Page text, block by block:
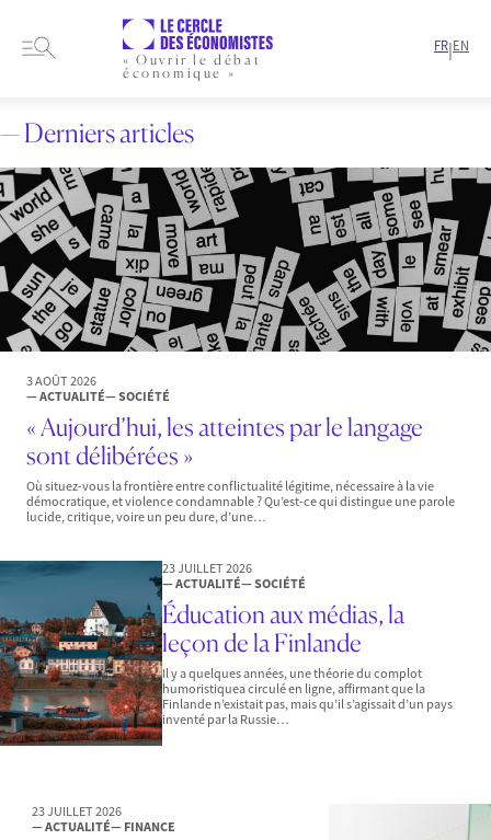
« Ouvrir le débat
économique »
FR|EN
— Derniers articles
3 AOÛT 2026
— ACTUALITÉ— SOCIÉTÉ
« Aujourd’hui, les atteintes par le langage
sont délibérées »
Où situez-vous la frontière entre conflictualité légitime, nécessaire à la vie
démocratique, et violence condamnable ? Qu’est-ce qui distingue une parole
lucide, critique, voire un peu dure, d’une…
23 JUILLET 2026
— ACTUALITÉ— SOCIÉTÉ
Éducation aux médias, la
leçon de la Finlande
Il y a quelques années, une théorie du complot
humoristiquea circulé en ligne, affirmant que la
Finlande n’existait pas, mais qu’il s’agissait d’un pays
inventé par la Russie…
23 JUILLET 2026
— ACTUALITÉ— FINANCE